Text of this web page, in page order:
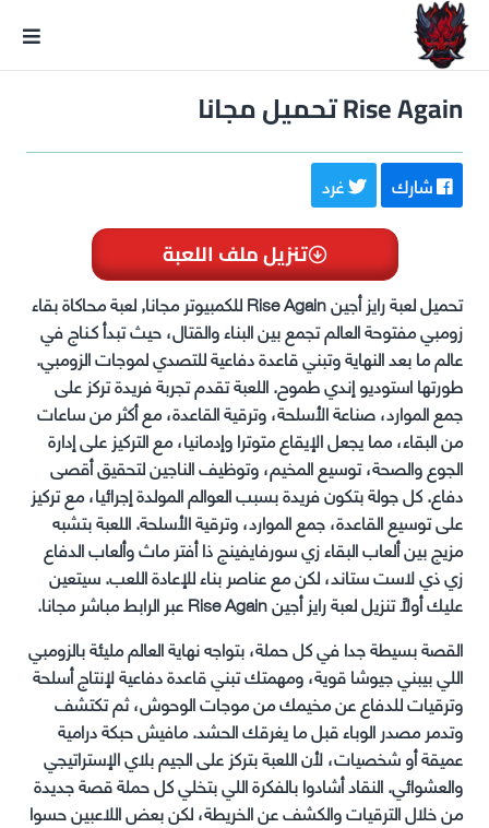
Rise Again تحميل مجانا
شارك غرد
تنزيل ملف اللعبة
تحميل لعبة رايز أجين Rise Again للكمبيوتر مجانا, لعبة محاكاة بقاء
زومبي مفتوحة العالم تجمع بين البناء والقتال، حيث تبدأ كـناج في
عالم ما بعد النهاية وتبني قاعدة دفاعية للتصدي لموجات الزومبي.
طورتها استوديو إندي طموح. اللعبة تقدم تجربة فريدة تركز على
جمع الموارد، صناعة الأسلحة، وترقية القاعدة، مع أكثر من ساعات
من البقاء، مما يجعل الإيقاع متوترا وإدمانيا، مع التركيز على إدارة
الجوع والصحة، توسيع المخيم، وتوظيف الناجين لتحقيق أقصى
دفاع. كل جولة بتكون فريدة بسبب العوالم المولدة إجرائيا، مع تركيز
على توسيع القاعدة، جمع الموارد، وترقية الأسلحة. اللعبة بتشبه
مزيج بين ألعاب البقاء زي سورفايفينج ذا أفتر ماث وألعاب الدفاع
زي ذي لاست ستاند، لكن مع عناصر بناء للإعادة اللعب. سيتعين
عليك أولاً تنزيل لعبة رايز أجين Rise Again عبر الرابط مباشر مجانا.
القصة بسيطة جدا في كل حملة، بتواجه نهاية العالم مليئة بالزومبي
اللي بيبني جيوشا قوية، ومهمتك تبني قاعدة دفاعية لإنتاج أسلحة
وترقيات للدفاع عن مخيمك من موجات الوحوش، ثم تكتشف
وتدمر مصدر الوباء قبل ما يغرقك الحشد. مافيش حبكة درامية
عميقة أو شخصيات، لأن اللعبة بتركز على الجيم بلاي الإستراتيجي
والعشوائي. النقاد أشادوا بالفكرة اللي بتخلي كل حملة قصة جديدة
من خلال الترقيات والكشف عن الخريطة، لكن بعض اللاعبين حسوا